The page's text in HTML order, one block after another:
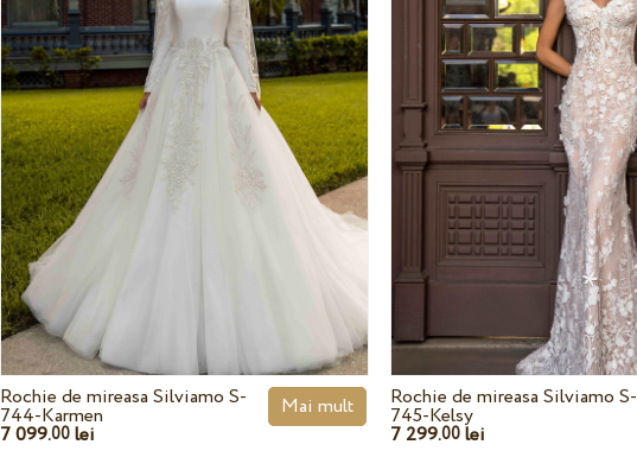
Rochie de mireasa Silviamo S-
744-Karmen
7 099.00 lei
Mai mult Rochie de mireasa Silviamo S-
745-Kelsy
7 299.00 lei